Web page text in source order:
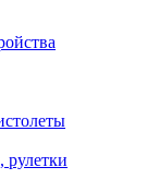
рулетки